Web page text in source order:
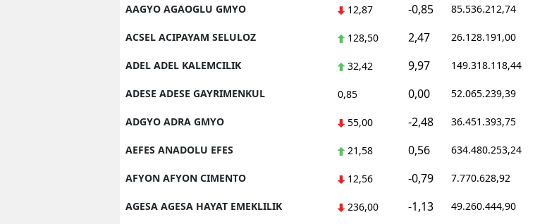
AAGYO AGAOGLU GMYO 12,87 -0,85 85.536.212,74
ACSEL ACIPAYAM SELULOZ 128,50 2,47 26.128.191,00
ADEL ADEL KALEMCILIK 32,42 9,97 149.318.118,44
ADESE ADESE GAYRIMENKUL 0,85 0,00 52.065.239,39
ADGYO ADRA GMYO 55,00 -2,48 36.451.393,75
AEFES ANADOLU EFES 21,58 0,56 634.480.253,24
AFYON AFYON CIMENTO 12,56 -0,79 7.770.628,92
AGESA AGESA HAYAT EMEKLILIK 236,00 -1,13 49.260.444,90